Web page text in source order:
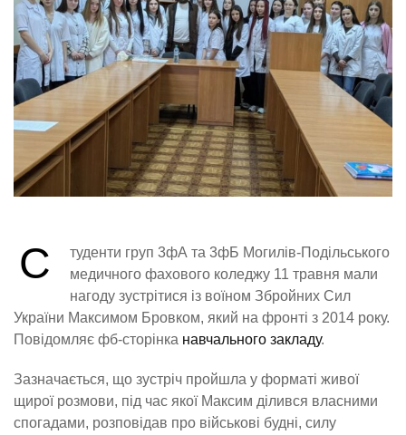
С
туденти груп 3фА та 3фБ Могилів-Подільського
медичного фахового коледжу 11 травня мали
нагоду зустрітися із воїном Збройних Сил
України Максимом Бровком, який на фронті з 2014 року.
Повідомляє фб-сторінка навчального закладу.
Зазначається, що зустріч пройшла у форматі живої
щирої розмови, під час якої Максим ділився власними
спогадами, розповідав про військові будні, силу